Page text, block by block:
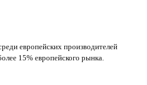
европейских производителей
15% европейского рынка.